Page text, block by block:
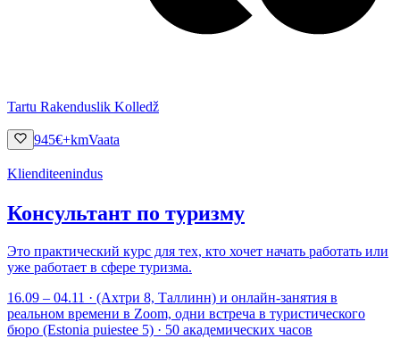
Tartu Rakenduslik Kolledž
945€+kmVaata
Klienditeenindus
Консультант по туризму
Это практический курс для тех, кто хочет начать работать или
уже работает в сфере туризма.
16.09 – 04.11 · (Ахтри 8, Таллинн) и онлайн-занятия в
реальном времени в Zoom, одни встреча в туристического
бюро (Estonia puiestee 5) · 50 академических часов